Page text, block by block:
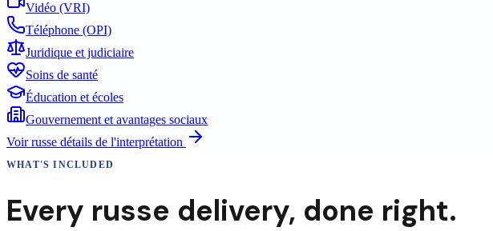
Vidéo (VRI)
Téléphone (OPI)
Juridique et judiciaire
Soins de santé
Éducation et écoles
Gouvernement et avantages sociaux
Voirrusse détails de l'interprétation
WHAT'S INCLUDED
Every russe delivery, done right.